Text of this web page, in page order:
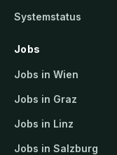
Systemstatus
Jobs
Jobs in Wien
Jobs in Graz
Jobs in Linz
Jobs in Salzburg